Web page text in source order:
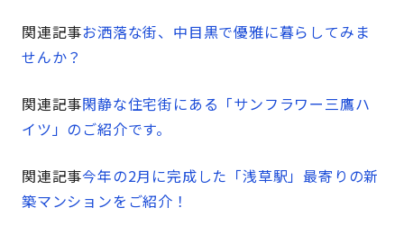
関連記事お洒落な街、中目黒で優雅に暮らしてみま
せんか？
関連記事閑静な住宅街にある「サンフラワー三鷹ハ
イツ」のご紹介です。
関連記事今年の2月に完成した「浅草駅」最寄りの新
築マンションをご紹介！